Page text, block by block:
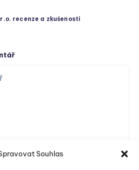
Souhlas
recenze a zkušenosti